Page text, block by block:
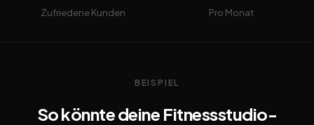
Zufriedene Kunden Pro Monat
BEISPIEL
So könnte deine Fitnessstudio-